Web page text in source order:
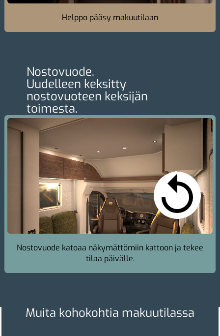
Helppo pääsy makuutilaan
Nostovuode.
Uudelleen keksitty
nostovuoteen keksijän
toimesta.
Nostovuode katoaa näkymättömiin kattoon ja tekee
tilaa päivälle.
Muita kohokohtia makuutilassa